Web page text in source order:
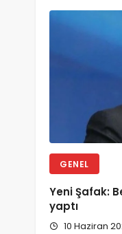
GENEL
Yeni Şafak:
yaptı
10 Haziran